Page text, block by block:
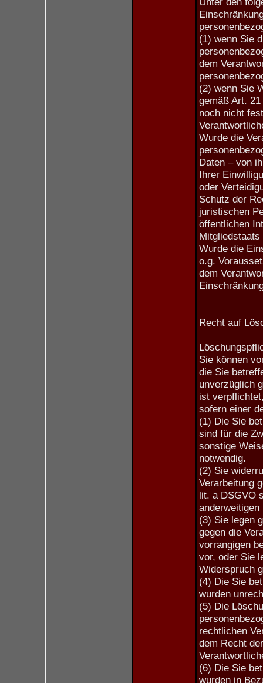
(1) wenn Sie
dem
(2) wenn Sie
gemäß Art.
noch nicht
Wurde die
Daten – von
Ihrer
oder
Schutz der
juristischen
öffentlichen
Wurde die
o.g.
dem
Recht auf
Sie können
die Sie
unverzüglich
ist
sofern einer
(1) Die Sie
sind für die
sonstige
notwendig.
(2) Sie
Verarbeitung
lit. a DSGVO
(3) Sie legen
gegen die
vorrangigen
vor, oder Sie
Widerspruch
(4) Die Sie
wurden
(5) Die
rechtlichen
dem Recht
(6) Die Sie
wurden in